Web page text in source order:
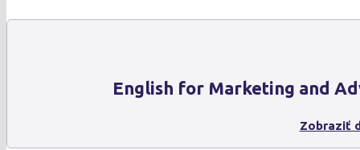
English for Marketing and
Zobraziť